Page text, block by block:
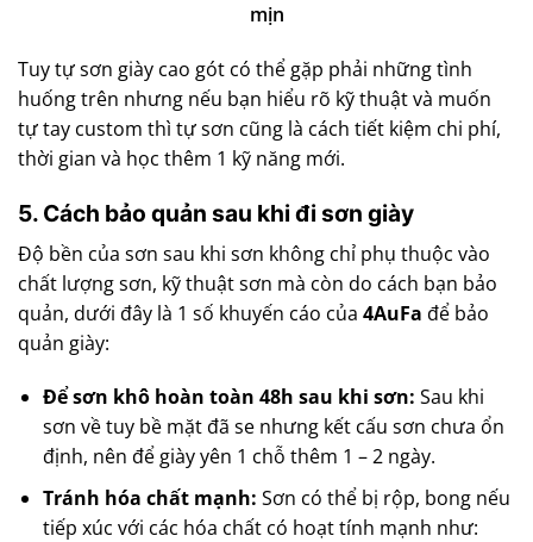
mịn
Tuy tự sơn giày cao gót có thể gặp phải những tình
huống trên nhưng nếu bạn hiểu rõ kỹ thuật và muốn
tự tay custom thì tự sơn cũng là cách tiết kiệm chi phí,
thời gian và học thêm 1 kỹ năng mới.
5. Cách bảo quản sau khi đi sơn giày
Độ bền của sơn sau khi sơn không chỉ phụ thuộc vào
chất lượng sơn, kỹ thuật sơn mà còn do cách bạn bảo
quản, dưới đây là 1 số khuyến cáo của 4AuFa để bảo
quản giày:
Để sơn khô hoàn toàn 48h sau khi sơn: Sau khi
sơn về tuy bề mặt đã se nhưng kết cấu sơn chưa ổn
định, nên để giày yên 1 chỗ thêm 1 – 2 ngày.
Tránh hóa chất mạnh: Sơn có thể bị rộp, bong nếu
tiếp xúc với các hóa chất có hoạt tính mạnh như: